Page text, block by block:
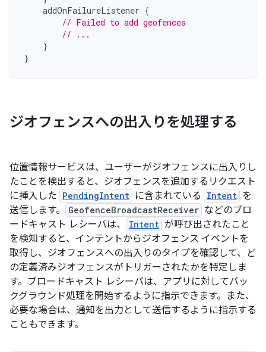
addOnFailureListener {
// Failed to add geofences
// ...
}
}
ジオフェンスへの出入りを処理する
位置情報サービスは、ユーザーがジオフェンスに出入りし
たことを検出すると、ジオフェンスを追加するリクエスト
に挿入した PendingIntent に含まれている Intent を
送信します。
GeofenceBroadcastReceiver などのブロ
ードキャスト レシーバは、
Intent が呼び出されたこと
を検知すると、インテントからジオフェンス イベントを
取得し、ジオフェンスへの出入りのタイプを確認して、ど
の定義済みジオフェンスがトリガーされたかを特定しま
す。ブロードキャスト レシーバは、アプリに対してバッ
クグラウンド処理を開始するように指示できます。また、
必要な場合は、通知を出力として送信するように指示する
こともできます。